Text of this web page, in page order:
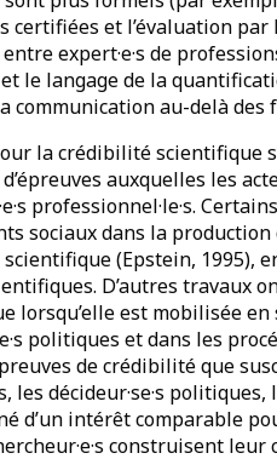
certifiées et l’évaluation
expert·e·s de
le langage de la
communication au-delà
la crédibilité scientifique
auxquelles les
professionnel·le·s.
sociaux dans la
(Epstein, 1995),
D’autres travaux
lorsqu’elle est mobilisée
politiques et dans les
de crédibilité que
les décideur·se·s
d’un intérêt comparable
construisent